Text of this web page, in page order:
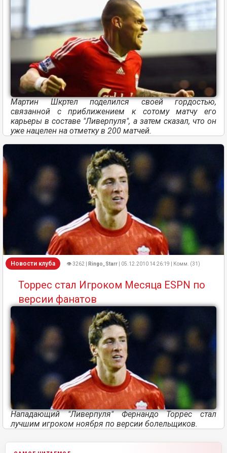
Мартин Шкртел поделился своей гордостью,
связанной с приближением к сотому матчу его
карьеры в составе "Ливерпуля", а затем сказал, что он
уже нацелен на отметку в 200 матчей.
Новости клуба 👁 3262 | Ringo_Starr | 05.12.2010 14:26:19 | Комм. (31)
Торрес стал Игроком Месяца ESPN по
версии фанатов
Нападающий "Ливерпуля" Фернандо Торрес стал
лучшим игроком ноября по версии болельщиков.